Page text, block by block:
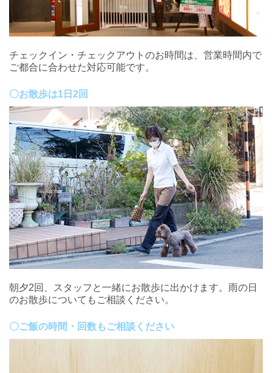
チェックイン・チェックアウトのお時間は、営業時間内で
ご都合に合わせた対応可能です。
〇お散歩は1日2回
朝夕2回、スタッフと一緒にお散歩に出かけます。雨の日
のお散歩についてもご相談ください。
〇ご飯の時間・回数もご相談ください